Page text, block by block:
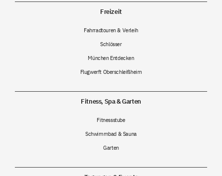
Freizeit
Fahrradtouren & Verleih
Schlösser
München Entdecken
Flugwerft Oberschleißheim
Fitness, Spa & Garten
Fitnessstube
Schwimmbad & Sauna
Garten